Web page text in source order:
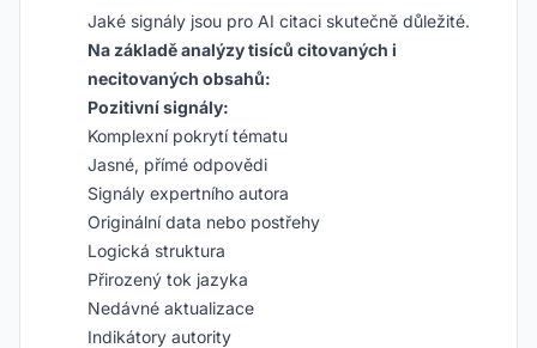
Jaké signály jsou pro AI citaci skutečně důležité.
Na základě analýzy tisíců citovaných i
necitovaných obsahů:
Pozitivní signály:
Komplexní pokrytí tématu
Jasné, přímé odpovědi
Signály expertního autora
Originální data nebo postřehy
Logická struktura
Přirozený tok jazyka
Nedávné aktualizace
Indikátory autority